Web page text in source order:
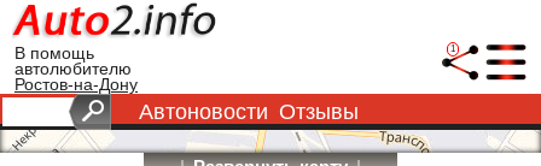
В помощь
автолюбителю
Ростов-на-Дону
1
Автоновости Отзывы